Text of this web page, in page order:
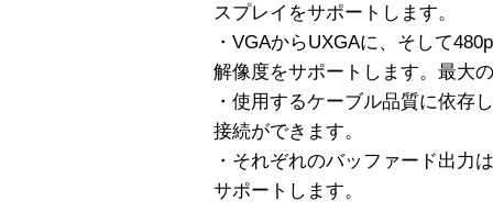
スプレイをサポートします。
・VGAからUXGAに、そして
解像度をサポートします。最大
・使用するケーブル品質に依存
接続ができます。
・それぞれのバッファード出力
サポートします。